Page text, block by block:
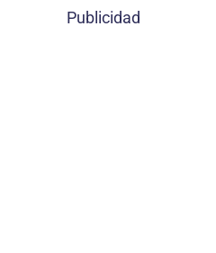
Publicidad